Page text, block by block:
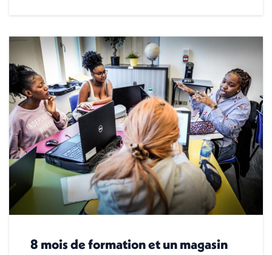
8 mois de formation et un magasin